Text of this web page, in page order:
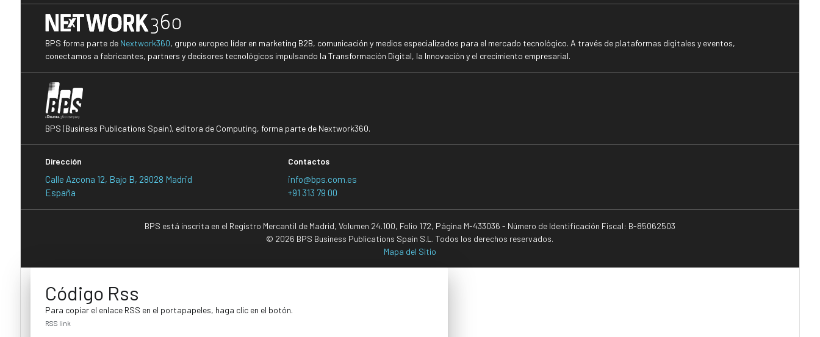
BPS forma parte de Nextwork360, grupo europeo líder en marketing B2B, comunicación y medios especializados para el mercado tecnológico. A través de plataformas digitales y eventos,
conectamos a fabricantes, partners y decisores tecnológicos impulsando la Transformación Digital, la Innovación y el crecimiento empresarial.
BPS (Business Publications Spain), editora de Computing, forma parte de Nextwork360.
Dirección
Calle Azcona 12, Bajo B, 28028 Madrid
España
Contactos
info@bps.com.es
+91 313 79 00
BPS está inscrita en el Registro Mercantil de Madrid, Volumen 24.100, Folio 172, Página M-433036 - Número de Identificación Fiscal: B-85062503
© 2026 BPS Business Publications Spain S.L. Todos los derechos reservados.
Mapa del Sitio
Código Rss
Para copiar el enlace RSS en el portapapeles, haga clic en el botón.
RSS link